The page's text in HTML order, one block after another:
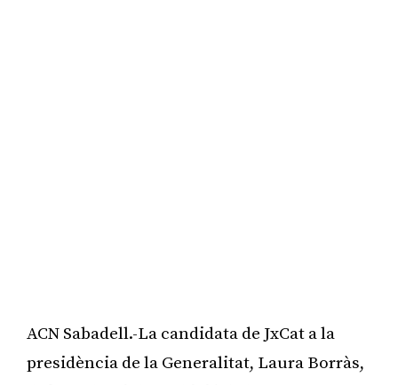
ACN Sabadell.-La candidata de JxCat a la
presidència de la Generalitat, Laura Borràs,